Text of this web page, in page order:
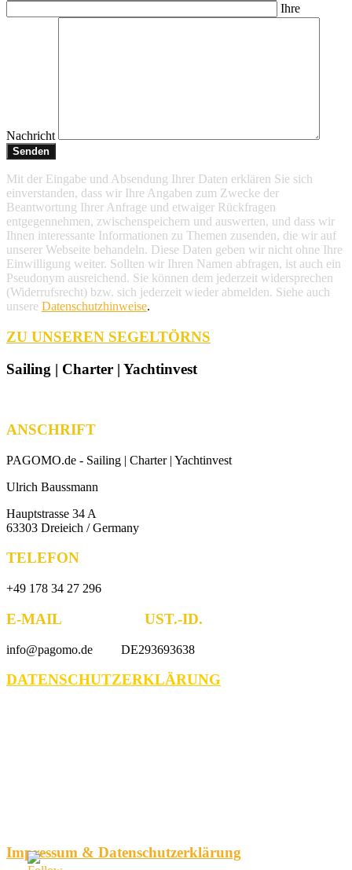
Ihre
Nachricht
Mit der Eingabe und Absendung Ihrer Daten erklären Sie sich
einverstanden, dass wir Ihre Angaben zum Zwecke der
Beantwortung Ihrer Anfrage und etwaiger Rückfragen
entgegennehmen, zwischenspeichern und auswerten, und dass wir
Ihnen interessante Informationen zu Themen zusenden, die wir auf
unserer Webseite behandeln. Diese Daten geben wir nicht ohne Ihre
Einwilligung weiter. Sollten wir Ihren Namen abfragen, ist auch ein
Pseudonym ausreichend. Sie können dem jederzeit widersprechen
(Widerrufsrecht) bzw. sich jederzeit wieder abmelden. Siehe auch
unsere Datenschutzhinweise.
ZU UNSEREN SEGELTÖRNS
Sailing | Charter | Yachtinvest
ANSCHRIFT
PAGOMO.de - Sailing | Charter | Yachtinvest
Ulrich Baussmann
Hauptstrasse 34 A
63303 Dreieich / Germany
TELEFON
+49 178 34 27 296
E-MAIL UST.-ID.
info@pagomo.de DE293693638
DATENSCHUTZERKLÄRUNG
Impressum & Datenschutzerklärung